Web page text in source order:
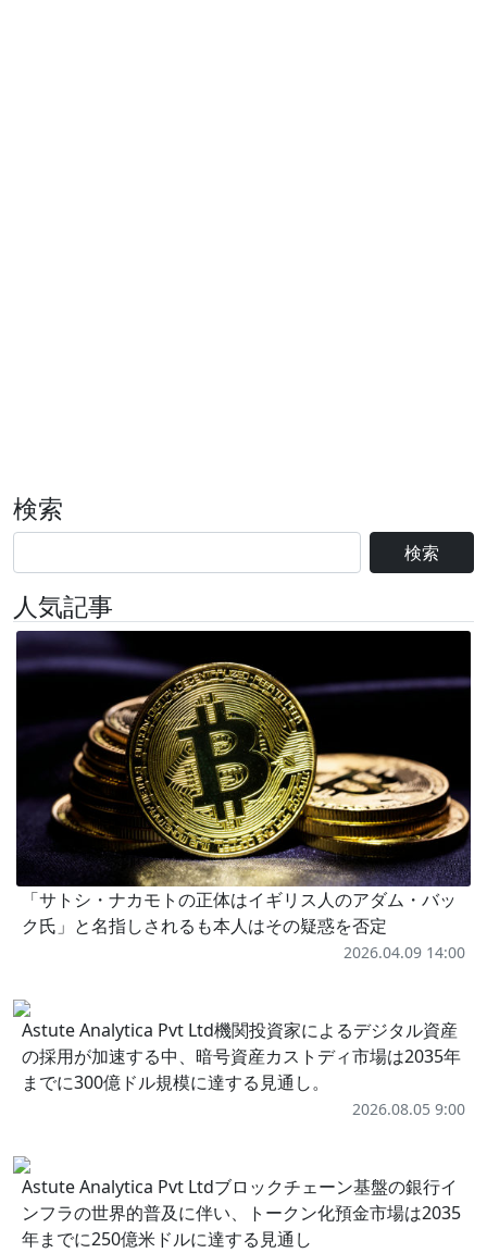
検索
検索
人気記事
「サトシ・ナカモトの正体はイギリス人のアダム・バッ
ク氏」と名指しされるも本人はその疑惑を否定
2026.04.09 14:00
Astute Analytica Pvt Ltd機関投資家によるデジタル資産
の採用が加速する中、暗号資産カストディ市場は2035年
までに300億ドル規模に達する見通し。
2026.08.05 9:00
Astute Analytica Pvt Ltdブロックチェーン基盤の銀行イ
ンフラの世界的普及に伴い、トークン化預金市場は2035
年までに250億米ドルに達する見通し